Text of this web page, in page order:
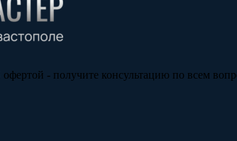
- получите консультацию по всем